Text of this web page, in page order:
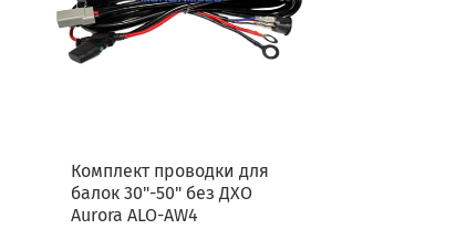
Комплект проводки для
балок 30"-50" без ДХО
Aurora ALO-AW4